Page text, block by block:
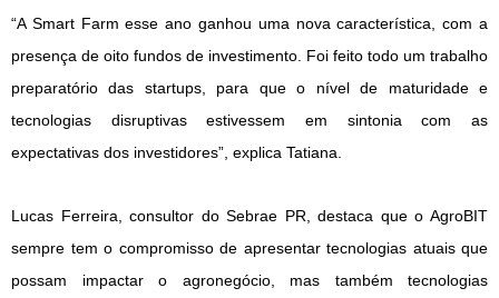
“A Smart Farm esse ano ganhou uma nova característica, com a
presença de oito fundos de investimento. Foi feito todo um trabalho
preparatório das startups, para que o nível de maturidade e
tecnologias disruptivas estivessem em sintonia com as
expectativas dos investidores”, explica Tatiana.
Lucas Ferreira, consultor do Sebrae PR, destaca que o AgroBIT
sempre tem o compromisso de apresentar tecnologias atuais que
possam impactar o agronegócio, mas também tecnologias